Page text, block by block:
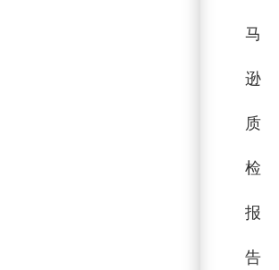
马
逊
质
检
报
告